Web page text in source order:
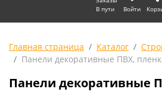
В пути
Войти
Главная страница Каталог
Панели декоративные ПВХ,
Панели декоративные